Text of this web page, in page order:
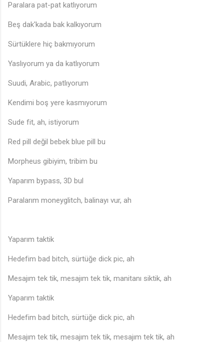
Paralara pat-pat katlıyorum
Beş dak'kada bak kalkıyorum
Sürtüklere hiç bakmıyorum
Yaslıyorum ya da katlıyorum
Suudi, Arabic, patlıyorum
Kendimi boş yere kasmıyorum
Sude fit, ah, istiyorum
Red pill değil bebek blue pill bu
Morpheus gibiyim, tribim bu
Yaparım bypass, 3D bul
Paralarım moneyglitch, balinayı vur, ah
Yaparım taktik
Hedefim bad bitch, sürtüğe dick pic, ah
Mesajım tek tik, mesajım tek tik, manitanı siktik, ah
Yaparım taktik
Hedefim bad bitch, sürtüğe dick pic, ah
Mesajım tek tik, mesajım tek tik, mesajım tek tik, ah